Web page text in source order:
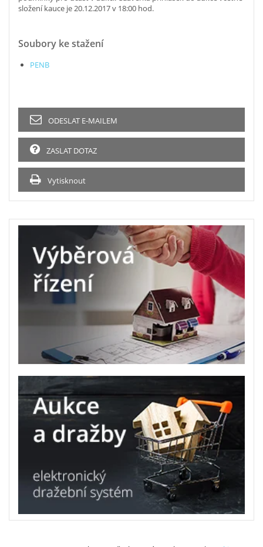
složení kauce je 20.12.2017 v 18:00 hod.
Soubory ke stažení
PENB
ODESLAT E-MAILEM
ZASLAT DOTAZ
Vytisknout